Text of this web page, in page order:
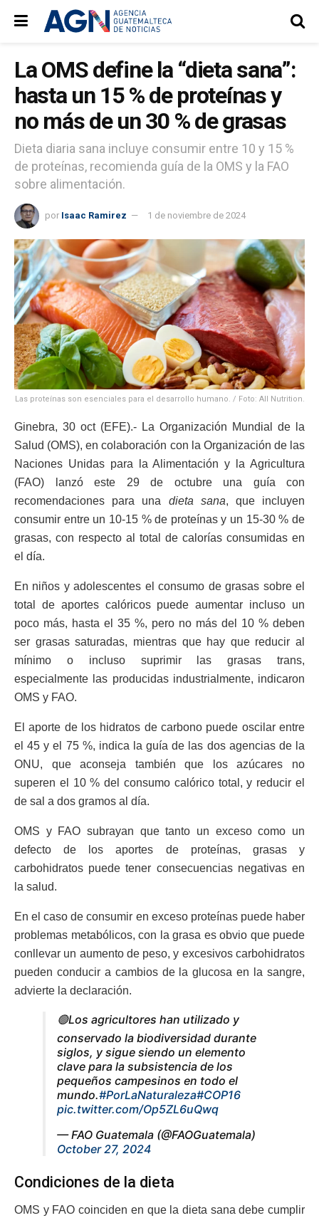
La OMS define la “dieta sana”:
hasta un 15 % de proteínas y
no más de un 30 % de grasas
Dieta diaria sana incluye consumir entre 10 y 15 %
de proteínas, recomienda guía de la OMS y la FAO
sobre alimentación.
por Isaac Ramirez 1 de noviembre de 2024
Las proteínas son esenciales para el desarrollo humano. / Foto: All Nutrition.
Ginebra, 30 oct (EFE).- La Organización Mundial de la
Salud (OMS), en colaboración con la Organización de las
Naciones Unidas para la Alimentación y la Agricultura
(FAO) lanzó este 29 de octubre una guía con
recomendaciones para una dieta sana, que incluyen
consumir entre un 10-15 % de proteínas y un 15-30 % de
grasas, con respecto al total de calorías consumidas en
el día.
En niños y adolescentes el consumo de grasas sobre el
total de aportes calóricos puede aumentar incluso un
poco más, hasta el 35 %, pero no más del 10 % deben
ser grasas saturadas, mientras que hay que reducir al
mínimo o incluso suprimir las grasas trans,
especialmente las producidas industrialmente, indicaron
OMS y FAO.
El aporte de los hidratos de carbono puede oscilar entre
el 45 y el 75 %, indica la guía de las dos agencias de la
ONU, que aconseja también que los azúcares no
superen el 10 % del consumo calórico total, y reducir el
de sal a dos gramos al día.
OMS y FAO subrayan que tanto un exceso como un
defecto de los aportes de proteínas, grasas y
carbohidratos puede tener consecuencias negativas en
la salud.
En el caso de consumir en exceso proteínas puede haber
problemas metabólicos, con la grasa es obvio que puede
conllevar un aumento de peso, y excesivos carbohidratos
pueden conducir a cambios de la glucosa en la sangre,
advierte la declaración.
🟢Los agricultores han utilizado y
conservado la biodiversidad durante
siglos, y sigue siendo un elemento
clave para la subsistencia de los
pequeños campesinos en todo el
mundo.#PorLaNaturaleza#COP16
pic.twitter.com/Op5ZL6uQwq
— FAO Guatemala (@FAOGuatemala)
October 27, 2024
Condiciones de la dieta
OMS y FAO coinciden en que la dieta sana debe cumplir